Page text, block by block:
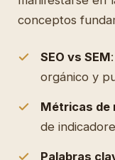
conceptos
SEO vs SEM
orgánico y
Métricas de
de
Palabras